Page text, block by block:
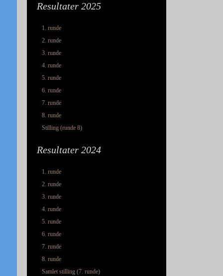
Resultater 2025
1. runde
2. runde
3. runde
4. runde
5. runde
6. runde
7. runde
8. runde
Stilling (runde 8)
Resultater 2024
1. runde
2. runde
3. runde
4. runde
5. runde
6. runde
7. runde
8. runde
Samlet stilling (7. runde)